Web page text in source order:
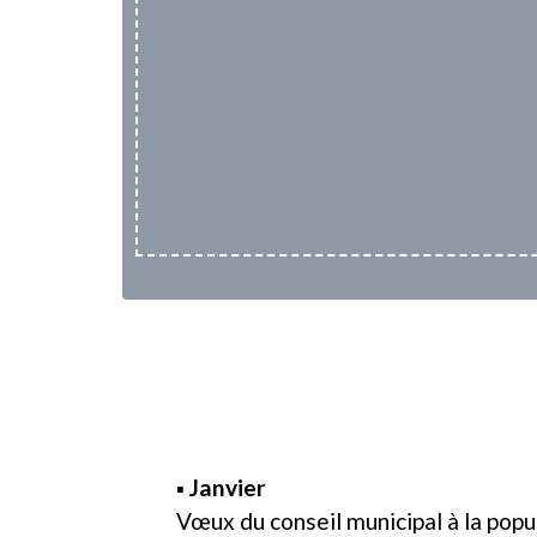
▪ Janvier
Vœux du conseil municipal à la